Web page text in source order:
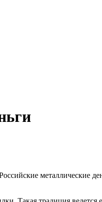
металлические